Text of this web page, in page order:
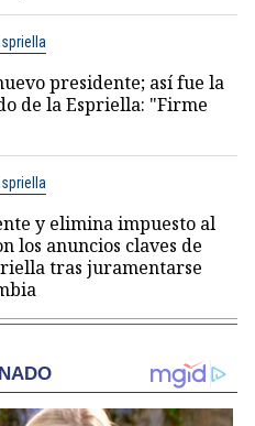
presidente; así fue la
de la Espriella: "Firme
y elimina impuesto al
los anuncios claves de
tras juramentarse